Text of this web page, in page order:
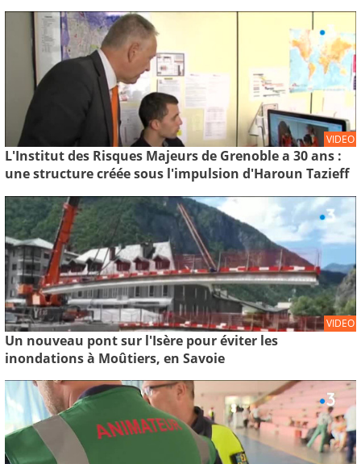
VIDEO
L'Institut des Risques Majeurs de Grenoble a 30 ans :
une structure créée sous l'impulsion d'Haroun Tazieff
VIDEO
Un nouveau pont sur l'Isère pour éviter les
inondations à Moûtiers, en Savoie